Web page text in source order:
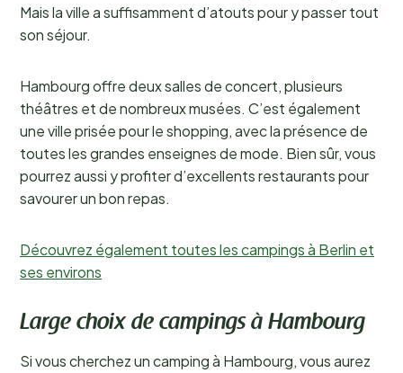
Mais la ville a suffisamment d’atouts pour y passer tout
son séjour.
Hambourg offre deux salles de concert, plusieurs
théâtres et de nombreux musées. C’est également
une ville prisée pour le shopping, avec la présence de
toutes les grandes enseignes de mode. Bien sûr, vous
pourrez aussi y profiter d’excellents restaurants pour
savourer un bon repas.
Découvrez également toutes les campings à Berlin et
ses environs
Large choix de campings à Hambourg
Si vous cherchez un camping à Hambourg, vous aurez